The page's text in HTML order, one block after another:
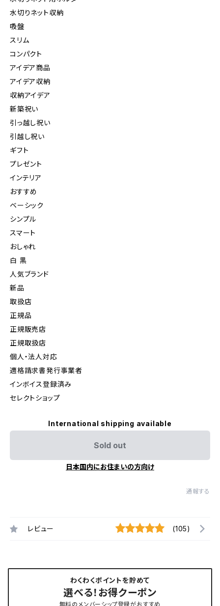
水切りネット収納
吸盤
スリム
コンパクト
アイデア商品
アイデア収納
収納アイデア
新築祝い
引っ越し祝い
引越し祝い
ギフト
プレゼント
インテリア
おすすめ
ベーシック
シンプル
スマート
おしゃれ
白 黒
人気ブランド
新品
取扱店
正規品
正規販売店
正規取扱店
個人・法人対応
適格請求書発行事業者
インボイス登録済み
セレクトショップ
International shipping available
Sold out
日本国内にお住まいの方向け
通報する
レビュー (105)
わくわくポイントを貯めて
選べる！お得クーポン
無料のメンバーシップ登録がおすすめ